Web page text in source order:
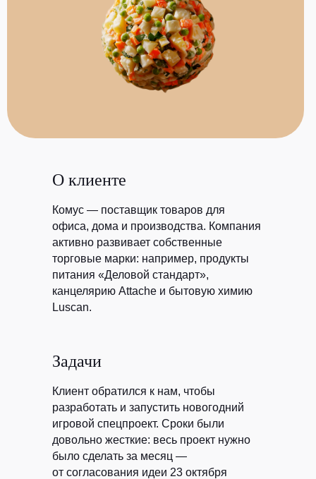
О клиенте
Комус — поставщик товаров для
офиса, дома и производства. Компания
активно развивает собственные
торговые марки: например, продукты
питания «Деловой стандарт»,
канцелярию Attache и бытовую химию
Luscan.
Задачи
Клиент обратился к нам, чтобы
разработать и запустить новогодний
игровой спецпроект. Сроки были
довольно жесткие: весь проект нужно
было сделать за месяц —
от согласования идеи 23 октября